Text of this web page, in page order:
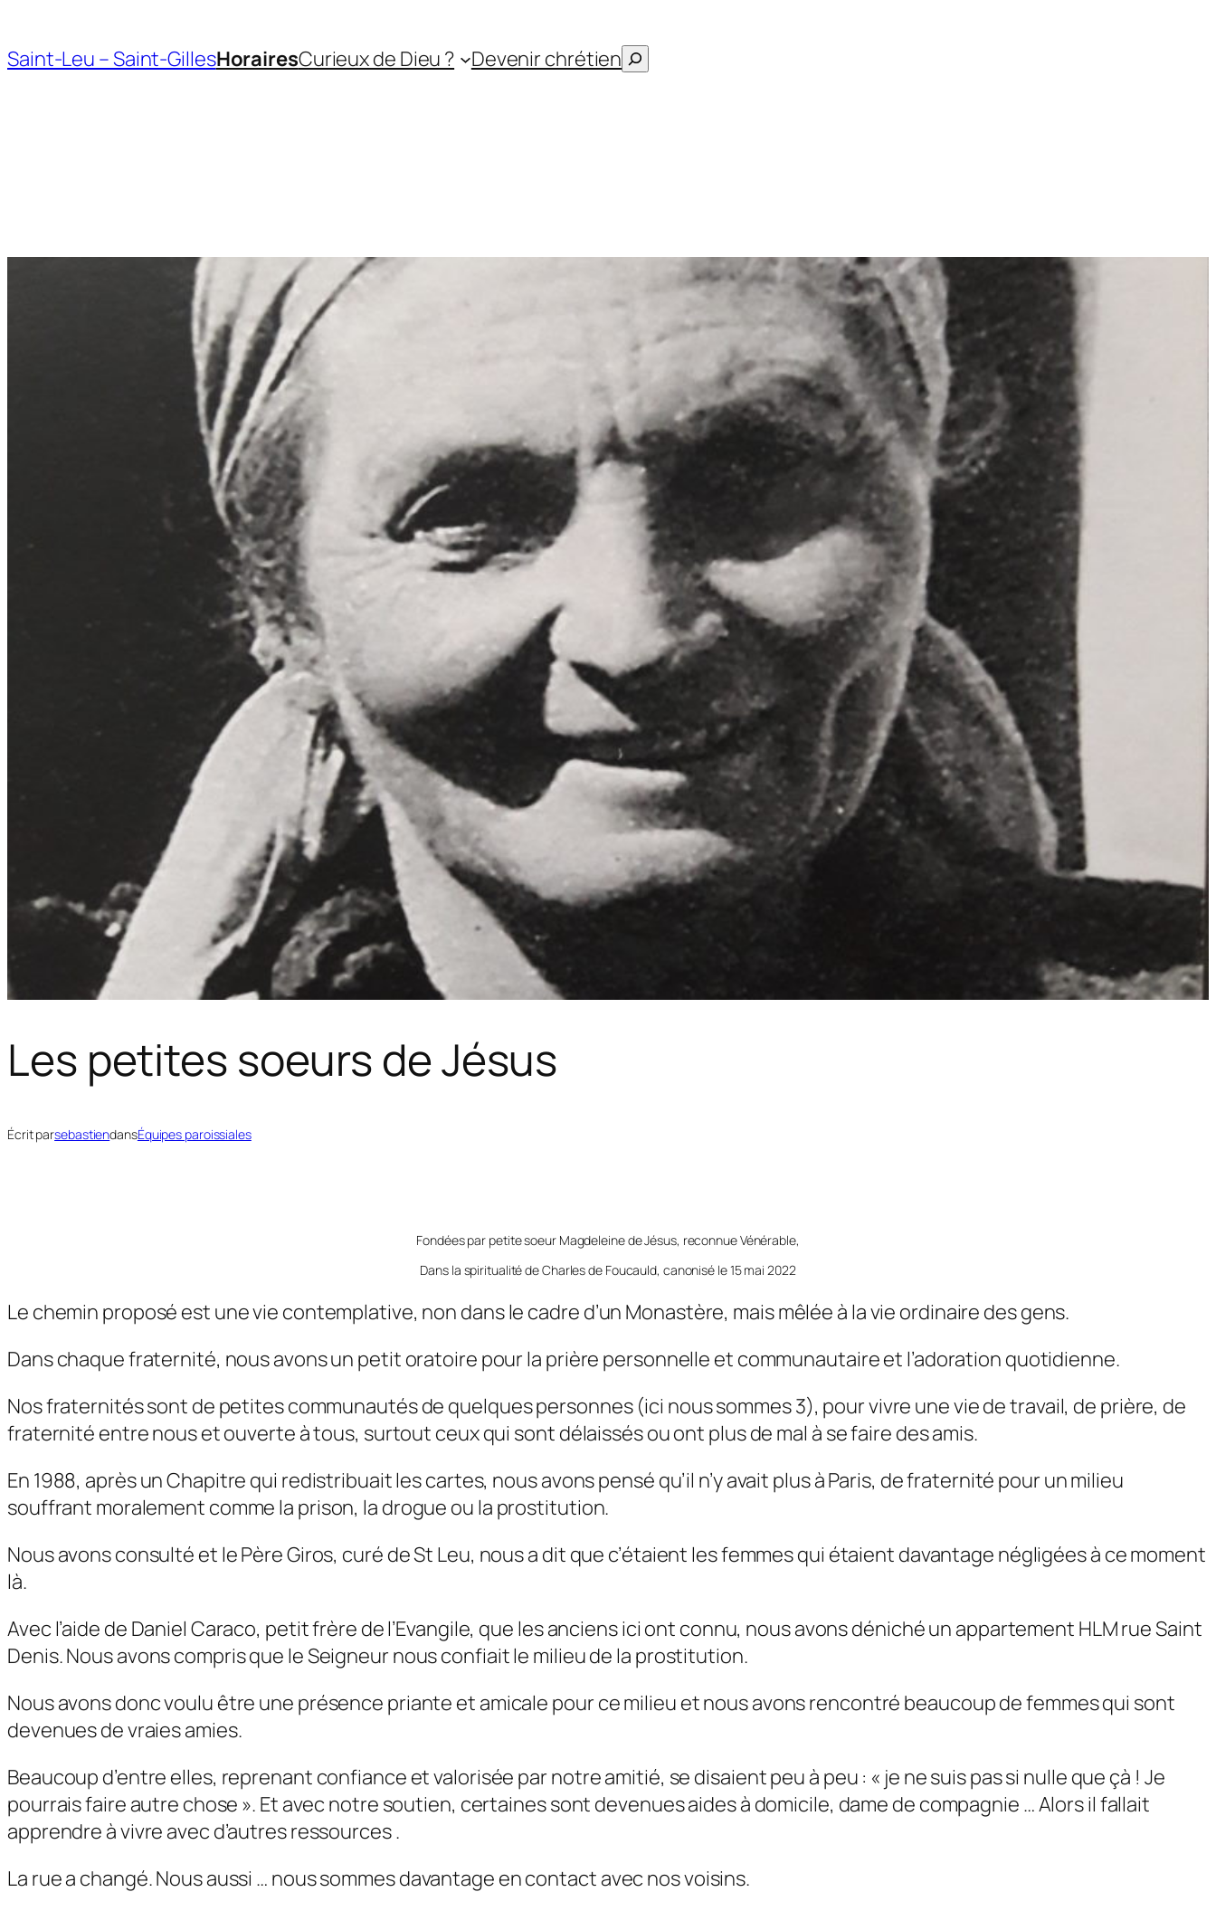
au
contenu
Saint-Leu – Saint-GillesHorairesCurieux de Dieu ? Devenir chrétien Rechercher
Les petites soeurs de Jésus
Écrit parsebastiendansÉquipes paroissiales
Fondées par petite soeur Magdeleine de Jésus, reconnue Vénérable,
Dans la spiritualité de Charles de Foucauld, canonisé le 15 mai 2022
Le chemin proposé est une vie contemplative, non dans le cadre d’un Monastère, mais mêlée à la vie ordinaire des gens.
Dans chaque fraternité, nous avons un petit oratoire pour la prière personnelle et communautaire et l’adoration quotidienne.
Nos fraternités sont de petites communautés de quelques personnes (ici nous sommes 3), pour vivre une vie de travail, de prière, de
fraternité entre nous et ouverte à tous, surtout ceux qui sont délaissés ou ont plus de mal à se faire des amis.
En 1988, après un Chapitre qui redistribuait les cartes, nous avons pensé qu’il n’y avait plus à Paris, de fraternité pour un milieu
souffrant moralement comme la prison, la drogue ou la prostitution.
Nous avons consulté et le Père Giros, curé de St Leu, nous a dit que c’étaient les femmes qui étaient davantage négligées à ce moment
là.
Avec l’aide de Daniel Caraco, petit frère de l’Evangile, que les anciens ici ont connu, nous avons déniché un appartement HLM rue Saint
Denis. Nous avons compris que le Seigneur nous confiait le milieu de la prostitution.
Nous avons donc voulu être une présence priante et amicale pour ce milieu et nous avons rencontré beaucoup de femmes qui sont
devenues de vraies amies.
Beaucoup d’entre elles, reprenant confiance et valorisée par notre amitié, se disaient peu à peu : « je ne suis pas si nulle que çà ! Je
pourrais faire autre chose ». Et avec notre soutien, certaines sont devenues aides à domicile, dame de compagnie … Alors il fallait
apprendre à vivre avec d’autres ressources .
La rue a changé. Nous aussi … nous sommes davantage en contact avec nos voisins.